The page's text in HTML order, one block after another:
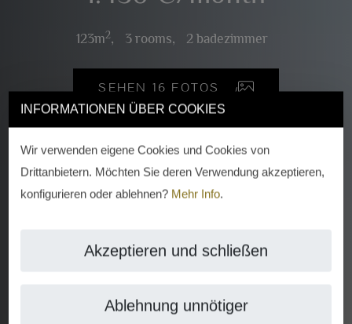
INFORMATIONEN ÜBER COOKIES
Wir verwenden eigene Cookies und Cookies von
Drittanbietern. Möchten Sie deren Verwendung akzeptieren,
konfigurieren oder ablehnen? Mehr Info.
Akzeptieren und schließen
Ablehnung unnötiger
123m2, 3 rooms, 2 badezimmer
SEHEN 16 FOTOS